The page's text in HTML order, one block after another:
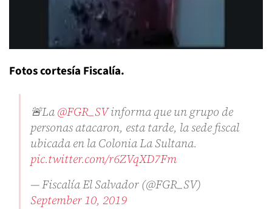
Fotos cortesía Fiscalía.
🚨La@FGR_SVinforma que un grupo de
personas atacaron, esta tarde, la sede fiscal
ubicada en la Colonia La Sultana.
pic.twitter.com/r6ZVqXD7Fm
— Fiscalía El Salvador (@FGR_SV)
September 10, 2019